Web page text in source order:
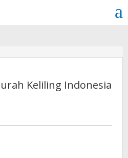
Keliling Indonesia